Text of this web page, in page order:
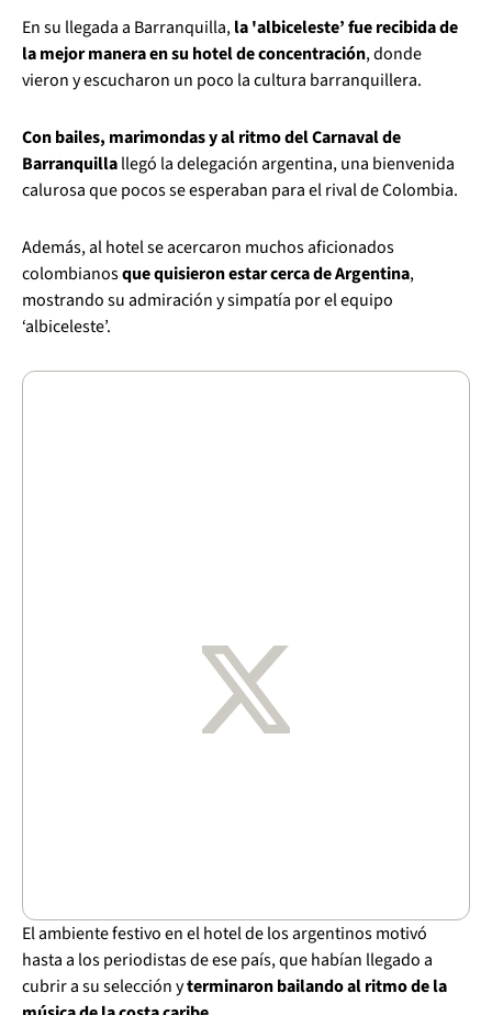
En su llegada a Barranquilla,la 'albiceleste’ fue recibida de
la mejor manera en su hotel de concentración, donde
vieron y escucharon un poco la cultura barranquillera.
Con bailes, marimondas y al ritmo del Carnaval de
Barranquillallegó la delegación argentina, una bienvenida
calurosa que pocos se esperaban para el rival de Colombia.
Además, al hotel se acercaron muchos aficionados
colombianosque quisieron estar cerca de Argentina,
mostrando su admiración y simpatía por el equipo
‘albiceleste’.
El ambiente festivo en el hotel de los argentinos motivó
hasta a los periodistas de ese país, que habían llegado a
cubrir a su selección yterminaron bailando al ritmo de la